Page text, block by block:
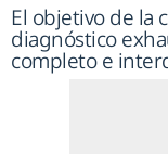
El objetivo de la
diagnóstico
completo e